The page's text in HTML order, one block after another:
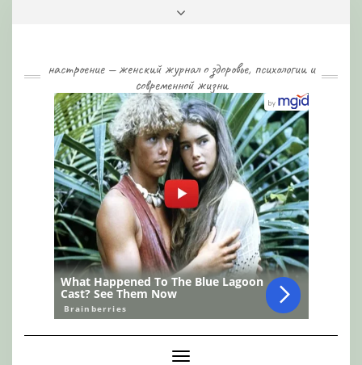
настроение — женский журнал о здоровье, психологии и
современной жизни
Toggle